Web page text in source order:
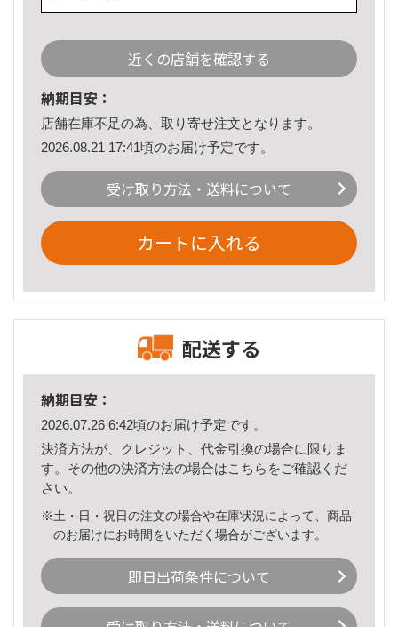
近くの店舗を確認する
納期目安：
店舗在庫不足の為、取り寄せ注文となります。
2026.08.21 17:41頃のお届け予定です。
受け取り方法・送料について
カートに入れる
配送する
納期目安：
2026.07.26 6:42頃のお届け予定です。
決済方法が、クレジット、代金引換の場合に限りま
す。その他の決済方法の場合はこちら をご確認くだ
さい。
※土・日・祝日の注文の場合や在庫状況によって、商品
のお届けにお時間をいただく場合がございます。
即日出荷条件について